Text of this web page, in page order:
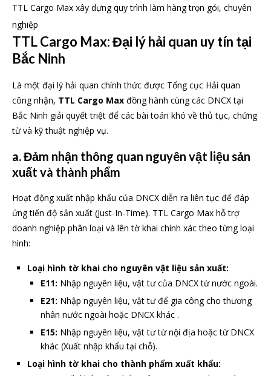
TTL Cargo Max xây dựng quy trình làm hàng trọn gói, chuyên
nghiệp
TTL Cargo Max: Đại lý hải quan uy tín tại
Bắc Ninh
Là một đại lý hải quan chính thức được Tổng cục Hải quan
công nhận, TTL Cargo Max đồng hành cùng các DNCX tại
Bắc Ninh giải quyết triệt để các bài toán khó về thủ tục, chứng
từ và kỹ thuật nghiệp vụ.
a.Đảm nhận thông quan nguyên vật liệu sản
xuất và thành phẩm
Hoạt động xuất nhập khẩu của DNCX diễn ra liên tục để đáp
ứng tiến độ sản xuất (Just-In-Time). TTL Cargo Max hỗ trợ
doanh nghiệp phân loại và lên tờ khai chính xác theo từng loại
hình:
Loại hình tờ khai cho nguyên vật liệu sản xuất:
E11: Nhập nguyên liệu, vật tư của DNCX từ nước ngoài.
E21: Nhập nguyên liệu, vật tư để gia công cho thương
nhân nước ngoài hoặc DNCX khác .
E15: Nhập nguyên liệu, vật tư từ nội địa hoặc từ DNCX
khác (Xuất nhập khẩu tại chỗ).
Loại hình tờ khai cho thành phẩm xuất khẩu: